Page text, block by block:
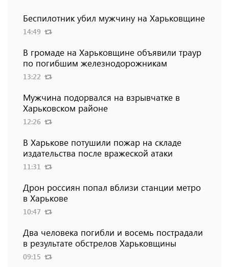
Беспилотник убил мужчину на Харьковщине
14:49
В громаде на Харьковщине объявили траур
по погибшим железнодорожникам
13:22
Мужчина подорвался на взрывчатке в
Харьковском районе
12:26
В Харькове потушили пожар на складе
издательства после вражеской атаки
11:31
Дрон россиян попал вблизи станции метро
в Харькове
10:47
Два человека погибли и восемь пострадали
в результате обстрелов Харьковщины
09:15